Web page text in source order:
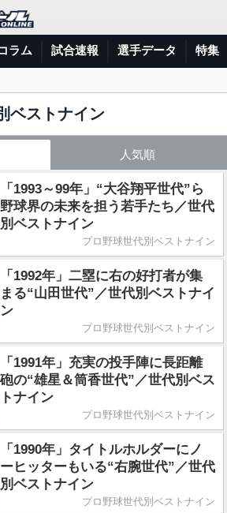
ラム 試合速報 選手データ 特集
ベストナイン
人気順
「1993～99年」“大谷翔平世代”ら
野球界の未来を担う若手たち／世代
別ベストナイン
プロ野球世代別ベストナイン
「1992年」二塁に右の好打者が集
まる“山田世代”／世代別ベストナイ
ン
プロ野球世代別ベストナイン
「1991年」充実の投手陣に長距離
砲の“雄星＆筒香世代”／世代別ベス
トナイン
プロ野球世代別ベストナイン
「1990年」タイトルホルダーにノ
ーヒッターもいる“右腕世代”／世代
別ベストナイン
プロ野球世代別ベストナイン